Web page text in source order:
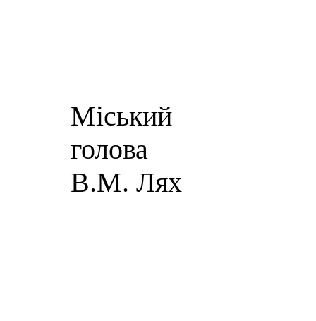
Міський
В.М. Лях